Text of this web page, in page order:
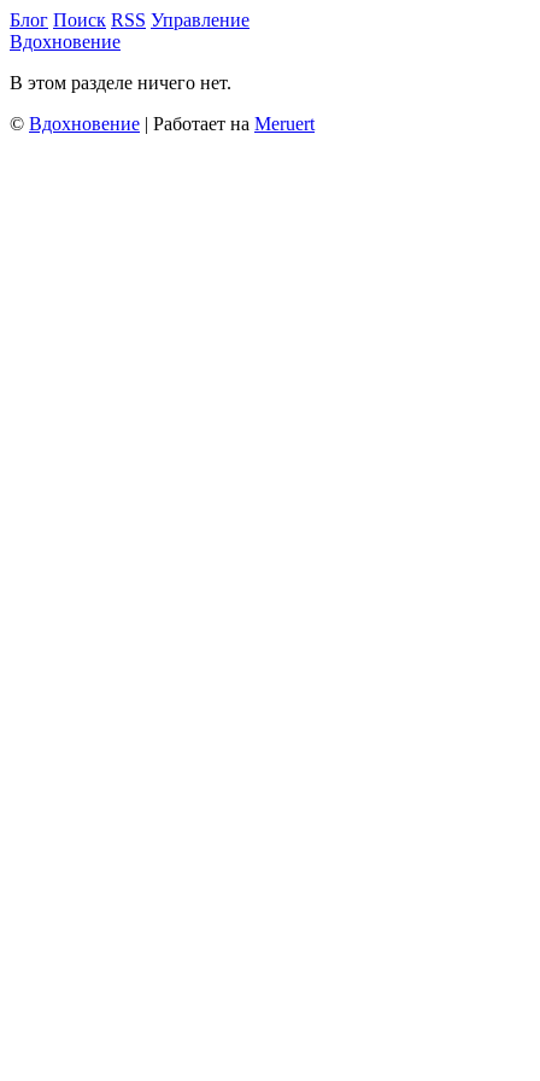
Блог Поиск RSS Управление
Вдохновение
В этом разделе ничего нет.
© Вдохновение | Работает на Meruert